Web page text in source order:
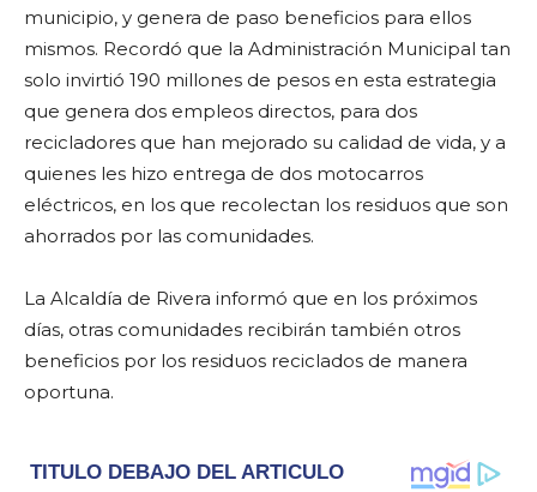
municipio, y genera de paso beneficios para ellos
mismos. Recordó que la Administración Municipal tan
solo invirtió 190 millones de pesos en esta estrategia
que genera dos empleos directos, para dos
recicladores que han mejorado su calidad de vida, y a
quienes les hizo entrega de dos motocarros
eléctricos, en los que recolectan los residuos que son
ahorrados por las comunidades.
La Alcaldía de Rivera informó que en los próximos
días, otras comunidades recibirán también otros
beneficios por los residuos reciclados de manera
oportuna.